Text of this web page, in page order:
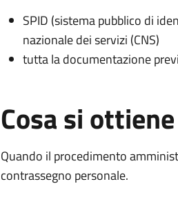
SPID (sistema pubblico di
nazionale dei servizi (CNS)
tutta la documentazione
Cosa si ottiene
Quando il procedimento
contrassegno personale.